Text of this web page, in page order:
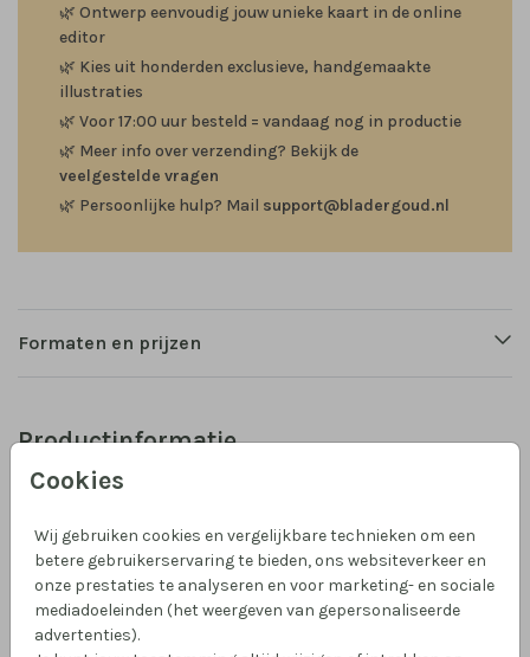
Cookies
Wij gebruiken cookies en vergelijkbare technieken om een
betere gebruikerservaring te bieden, ons websiteverkeer en
onze prestaties te analyseren en voor marketing- en sociale
mediadoeleinden (het weergeven van gepersonaliseerde
advertenties).
🌿 Ontwerp eenvoudig jouw unieke kaart in de online
editor
🌿 Kies uit honderden exclusieve, handgemaakte
illustraties
🌿 Voor 17:00 uur besteld = vandaag nog in productie
🌿 Meer info over verzending? Bekijk de
veelgestelde vragen
🌿 Persoonlijke hulp? Mail support@bladergoud.nl
Formaten en prijzen
Productinformatie
Omschrijving
Een stoer geboortekaartje met een maantje met
plantjes, in zwartfolie. Kies zelf een andere kleur
goudfolie en andere kleuren voor de achtergrond.
Collectie